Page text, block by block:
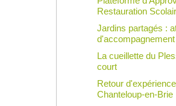
Restauration
Jardins partagés :
d'accompagnement
La cueillette du
court
Retour
Chanteloup-en-Brie